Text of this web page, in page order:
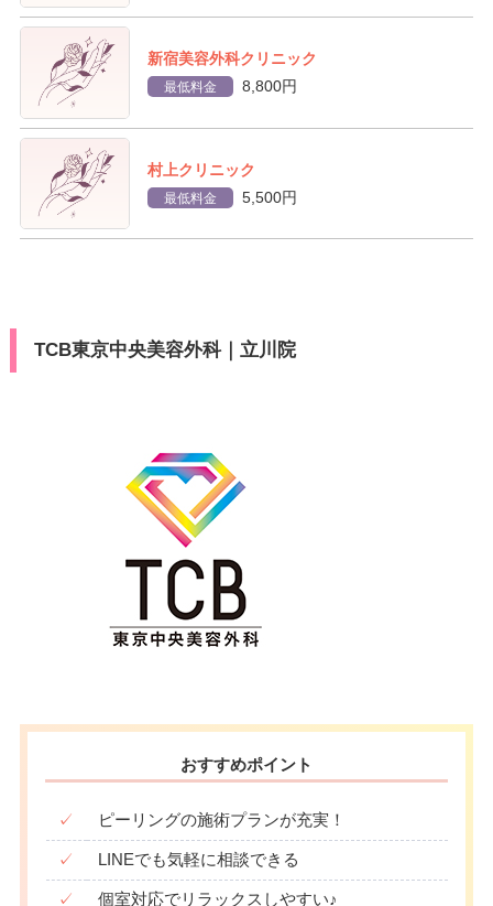
新宿美容外科クリニック
最低料金 8,800円
村上クリニック
最低料金 5,500円
TCB東京中央美容外科｜立川院
おすすめポイント
✓ ピーリングの施術プランが充実！
✓ LINEでも気軽に相談できる
✓ 個室対応でリラックスしやすい♪